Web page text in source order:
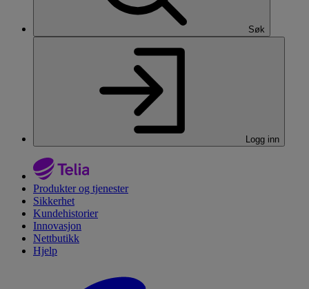
Søk
Logg inn
Produkter og tjenester
Sikkerhet
Kundehistorier
Innovasjon
Nettbutikk
Hjelp